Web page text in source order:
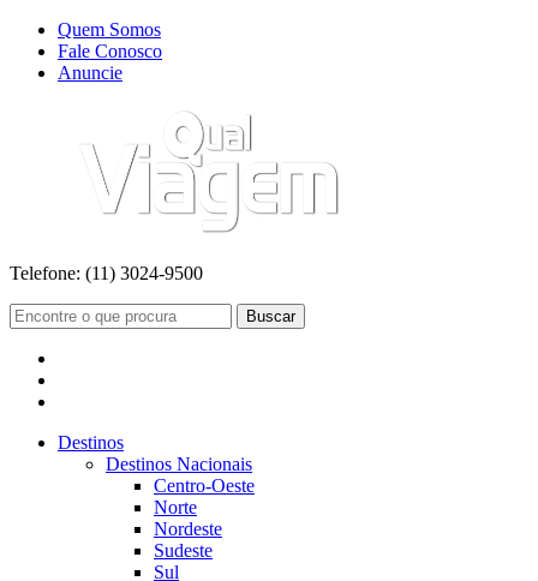
Quem Somos
Fale Conosco
Anuncie
Telefone: (11) 3024-9500
Buscar
Destinos
Destinos Nacionais
Centro-Oeste
Norte
Nordeste
Sudeste
Sul